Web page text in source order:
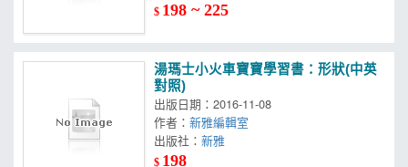
$ 198 ~ 225
湯瑪士小火車寶寶學習書：形狀(中英
對照)
出版日期：2016-11-08
作者：新雅編輯室
出版社：
$ 198